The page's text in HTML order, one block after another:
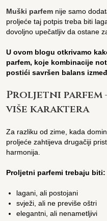
Muški parfem nije samo
proljeće taj potpis treba biti
dovoljno upečatljiv da ostane
U ovom blogu otkrivamo
parfem, koje kombinacije
postići savršen balans
Proljetni parfem
više karaktera
Za razliku od zime, kada
proljeće zahtijeva drugačiji
harmonija.
Proljetni parfemi trebaju biti:
lagani, ali postojani
svježi, ali ne previše oštri
elegantni, ali nenametljivi